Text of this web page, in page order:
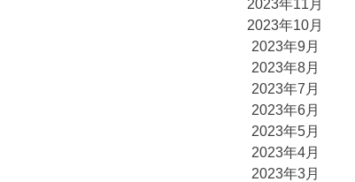
2023年11月
2023年10月
2023年9月
2023年8月
2023年7月
2023年6月
2023年5月
2023年4月
2023年3月